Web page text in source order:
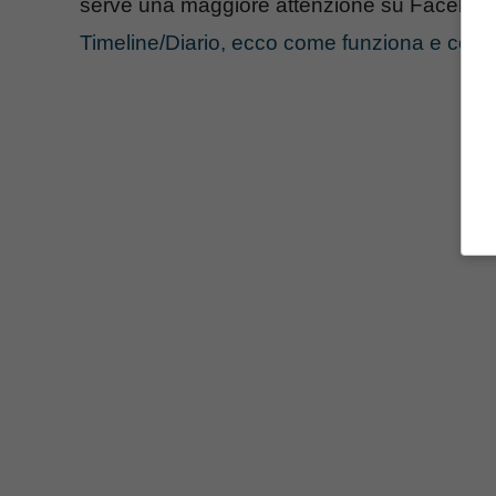
serve una maggiore attenzione su
Timeline/Diario, ecco come funziona e